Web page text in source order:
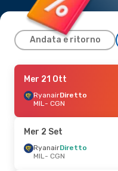
Andata e ritorno
Mer 7 Ott- Mer 7 Ott
RyanairDiretto
MIL- CGN
CGN- MIL
Mer 16 Set- Sab 19 Set
Mer 21 Ott
RyanairDiretto
MIL- CGN
Mer 2 Set
RyanairDiretto
MIL- CGN